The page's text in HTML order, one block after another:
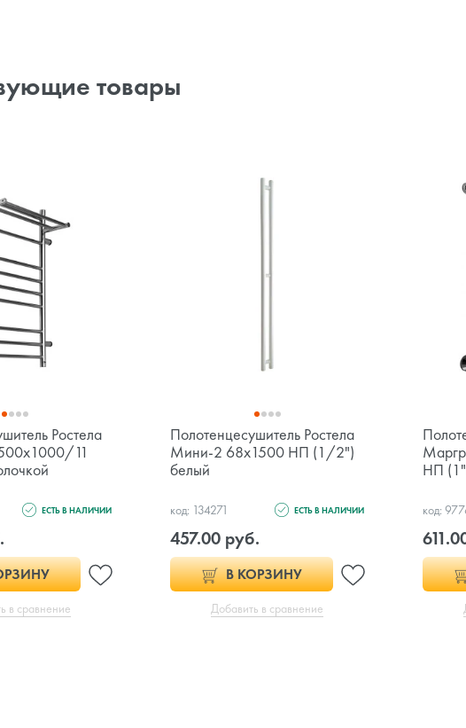
товары
Ростела
11
ЕСТЬ В НАЛИЧИИ
в сравнение
Полотенцесушитель Ростела
Мини-2 68х1500 НП (1/2")
белый
код: 134271 ЕСТЬ В НАЛИЧИИ
457.00 руб.
В КОРЗИНУ
Добавить в сравнение
НП
код: